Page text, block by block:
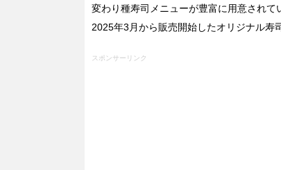
変わり種寿司メニューが豊富に用意されて
2025年3月から販売開始したオリジナル寿
スポンサーリンク